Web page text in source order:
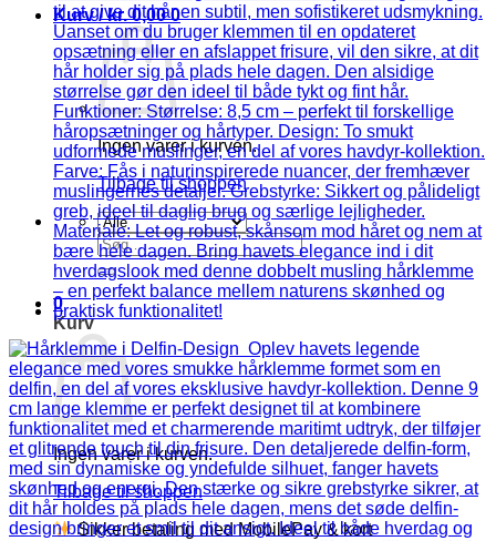
Kurv /kr.0,00 0
Ingen varer i kurven.
Tilbage til shoppen
Søg
efter:
0
Kurv
Ingen varer i kurven.
Tilbage til shoppen
Sikker betaling med MobilePay & kort